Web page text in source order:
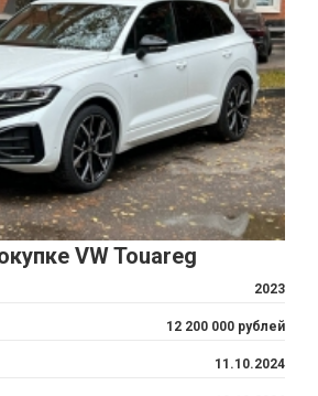
VW Touareg
2023
12 200 000 рублей
11.10.2024